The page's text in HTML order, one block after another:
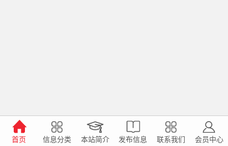
首页 信息分类 本站简介 发布信息 联系我们 会员中心